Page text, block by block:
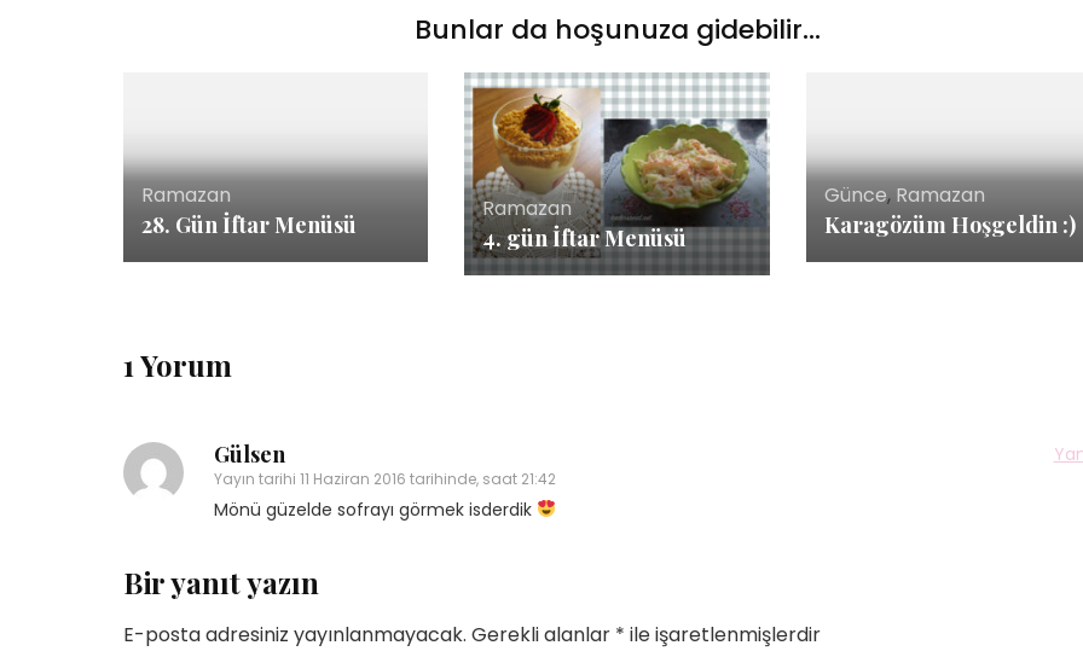
Bunlar da hoşunuza gidebilir...
Ramazan
28. Gün İftar Menüsü
Ramazan
4. gün İftar Menüsü
Günce, Ramazan
Karagözüm Hoşgeldin :)
1 Yorum
Gülsen
Yayın tarihi 11 Haziran 2016 tarihinde, saat 21:42
Mönü güzelde sofrayı görmek isderdik
Bir yanıt yazın
E-posta adresiniz yayınlanmayacak. Gerekli alanlar * ile işaretlenmişlerdir